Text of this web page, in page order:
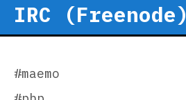
IRC (Freenode)
#maemo